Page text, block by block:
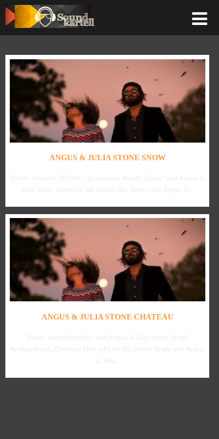
ANGUS & JULIA STONE SNOW
Schön, schöner, SNOW – grandioses Album „Snow“ von Angus &
Julia Stone Vielleicht das Album des Jahres von Angus &...
ANGUS & JULIA STONE CHATEAU
Neues Ausrufezeichen von Angus & Julia Stone: Single
Auskopplung „Chateau“ Hier seht ihr die zweite Single von Angus
& Julia...